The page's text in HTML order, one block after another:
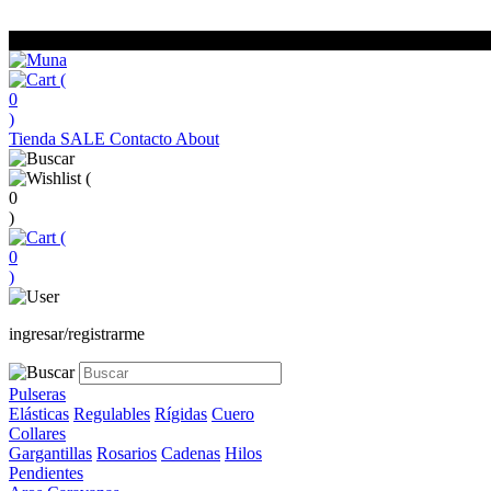
(
0
)
Tienda SALE Contacto About
(
0
)
(
0
)
ingresar/registrarme
Pulseras
Elásticas Regulables Rígidas Cuero
Collares
Gargantillas Rosarios Cadenas Hilos
Pendientes